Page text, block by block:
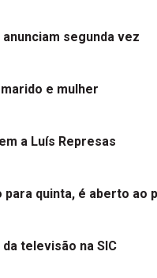
segunda vez
e mulher
a Luís Represas
quinta, é aberto ao
televisão na SIC